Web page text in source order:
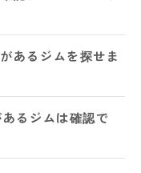
あるジムを探せま
るジムは確認で